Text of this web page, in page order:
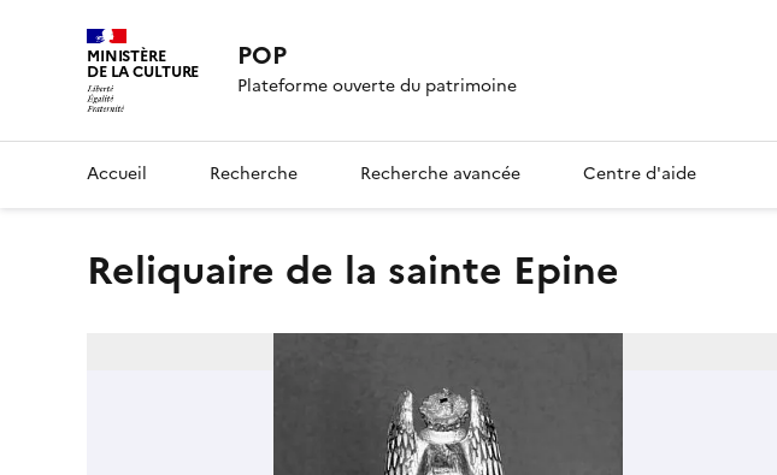
MINISTÈRE
DE LA CULTURE POP
Plateforme ouverte du patrimoine
Accueil Recherche Recherche avancée Centre d'aide
reliquaire de la sainte Epine